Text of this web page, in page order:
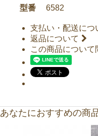
型番
6582
支払い・配送につ
返品について
この商品について
あなたにおすすめの商